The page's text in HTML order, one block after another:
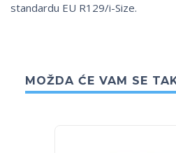
standardu EU R129/i-Size.
MOŽDA ĆE VAM SE